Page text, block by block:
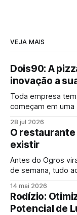
VEJA MAIS
Dois90: A
inovação a
Toda empresa
começam em uma
28 jul 2026
O
existir
Antes do Ogros
de semana, tudo
atravessavam a
14 mai 2026
Rodízio:
Potencial de